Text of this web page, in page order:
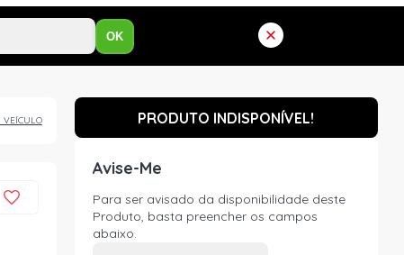
OK
VEÍCULO PRODUTO INDISPONÍVEL!
Avise-Me
Para ser avisado da disponibilidade deste
Produto, basta preencher os campos
abaixo.